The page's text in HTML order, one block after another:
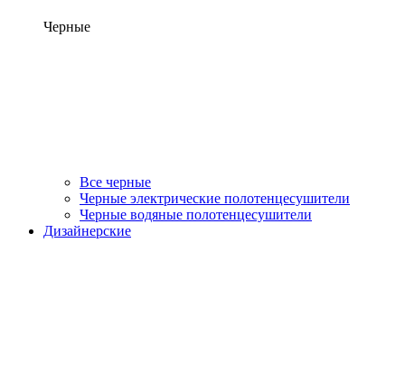
Черные
Все черные
Черные электрические полотенцесушители
Черные водяные полотенцесушители
Дизайнерские